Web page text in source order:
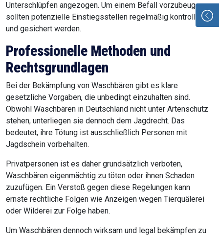
Unterschlüpfen angezogen. Um einem Befall vorzubeugen,
sollten potenzielle Einstiegsstellen regelmäßig kontrolliert
und gesichert werden.
Professionelle Methoden und
Rechtsgrundlagen
Bei der Bekämpfung von Waschbären gibt es klare
gesetzliche Vorgaben, die unbedingt einzuhalten sind.
Obwohl Waschbären in Deutschland nicht unter Artenschutz
stehen, unterliegen sie dennoch dem Jagdrecht. Das
bedeutet, ihre Tötung ist ausschließlich Personen mit
Jagdschein vorbehalten.
Privatpersonen ist es daher grundsätzlich verboten,
Waschbären eigenmächtig zu töten oder ihnen Schaden
zuzufügen. Ein Verstoß gegen diese Regelungen kann
ernste rechtliche Folgen wie Anzeigen wegen Tierquälerei
oder Wilderei zur Folge haben.
Um Waschbären dennoch wirksam und legal bekämpfen zu